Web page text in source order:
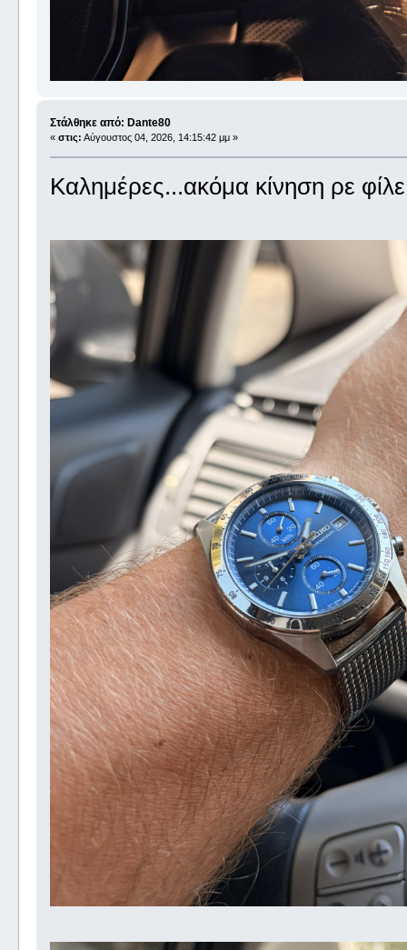
Στάλθηκε από: Dante80
« στις: Αύγουστος 04, 2026, 14:15:42 μμ »
Καλημέρες...ακόμα κίνηση ρε